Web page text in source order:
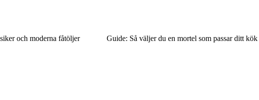
och moderna fåtöljer Guide: Så väljer du en mortel som passar ditt kök